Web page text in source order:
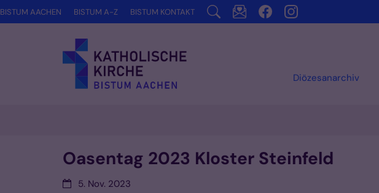
Zum Inhalt springen
Diözesanarchiv
BISTUM AACHEN BISTUM A-Z BISTUM KONTAKT
Oasentag 2023 Kloster Steinfeld
Datum:5. Nov. 2023